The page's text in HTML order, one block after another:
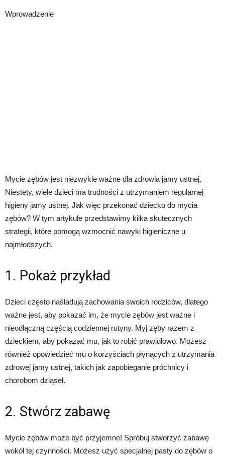
Wprowadzenie
Mycie zębów jest niezwykle ważne dla zdrowia jamy ustnej.
Niestety, wiele dzieci ma trudności z utrzymaniem regularnej
higieny jamy ustnej. Jak więc przekonać dziecko do mycia
zębów? W tym artykule przedstawimy kilka skutecznych
strategii, które pomogą wzmocnić nawyki higieniczne u
najmłodszych.
1. Pokaż przykład
Dzieci często naśladują zachowania swoich rodziców, dlatego
ważne jest, aby pokazać im, że mycie zębów jest ważne i
nieodłączną częścią codziennej rutyny. Myj zęby razem z
dzieckiem, aby pokazać mu, jak to robić prawidłowo. Możesz
również opowiedzieć mu o korzyściach płynących z utrzymania
zdrowej jamy ustnej, takich jak zapobieganie próchnicy i
chorobom dziąseł.
2. Stwórz zabawę
Mycie zębów może być przyjemne! Spróbuj stworzyć zabawę
wokół tej czynności. Możesz użyć specjalnej pasty do zębów o